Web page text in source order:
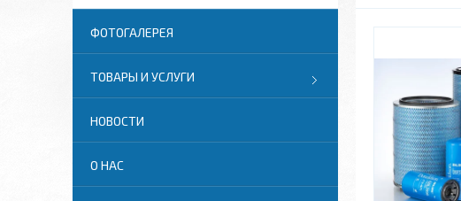
ФОТОГАЛЕРЕЯ
ТОВАРЫ И УСЛУГИ
НОВОСТИ
О НАС